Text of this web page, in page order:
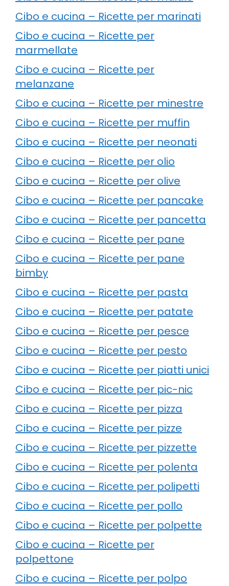
Cibo e cucina – Ricette per marinati
Cibo e cucina – Ricette per
marmellate
Cibo e cucina – Ricette per
melanzane
Cibo e cucina – Ricette per minestre
Cibo e cucina – Ricette per muffin
Cibo e cucina – Ricette per neonati
Cibo e cucina – Ricette per olio
Cibo e cucina – Ricette per olive
Cibo e cucina – Ricette per pancake
Cibo e cucina – Ricette per pancetta
Cibo e cucina – Ricette per pane
Cibo e cucina – Ricette per pane
bimby
Cibo e cucina – Ricette per pasta
Cibo e cucina – Ricette per patate
Cibo e cucina – Ricette per pesce
Cibo e cucina – Ricette per pesto
Cibo e cucina – Ricette per piatti unici
Cibo e cucina – Ricette per pic-nic
Cibo e cucina – Ricette per pizza
Cibo e cucina – Ricette per pizze
Cibo e cucina – Ricette per pizzette
Cibo e cucina – Ricette per polenta
Cibo e cucina – Ricette per polipetti
Cibo e cucina – Ricette per pollo
Cibo e cucina – Ricette per polpette
Cibo e cucina – Ricette per
polpettone
Cibo e cucina – Ricette per polpo